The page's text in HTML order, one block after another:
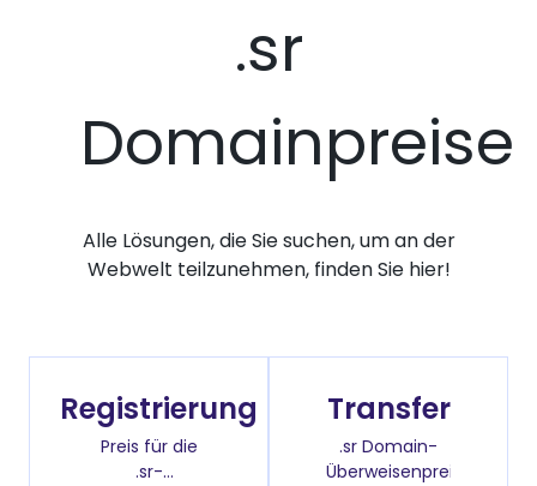
.sr
Domainpreise
Alle Lösungen, die Sie suchen, um an der
Webwelt teilzunehmen, finden Sie hier!
Registrierung
Preis für die
.sr-
Transfer
.sr Domain-
Überweisenpreis